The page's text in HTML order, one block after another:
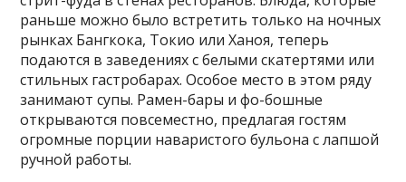
раньше можно было встретить только на ночных
рынках Бангкока, Токио или Ханоя, теперь
подаются в заведениях с белыми скатертями или
стильных гастробарах. Особое место в этом ряду
занимают супы. Рамен-бары и фо-бошные
открываются повсеместно, предлагая гостям
огромные порции наваристого бульона с лапшой
ручной работы.